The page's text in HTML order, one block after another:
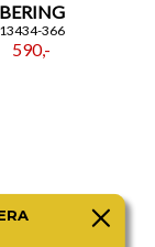
BERING
13434-366
590,-